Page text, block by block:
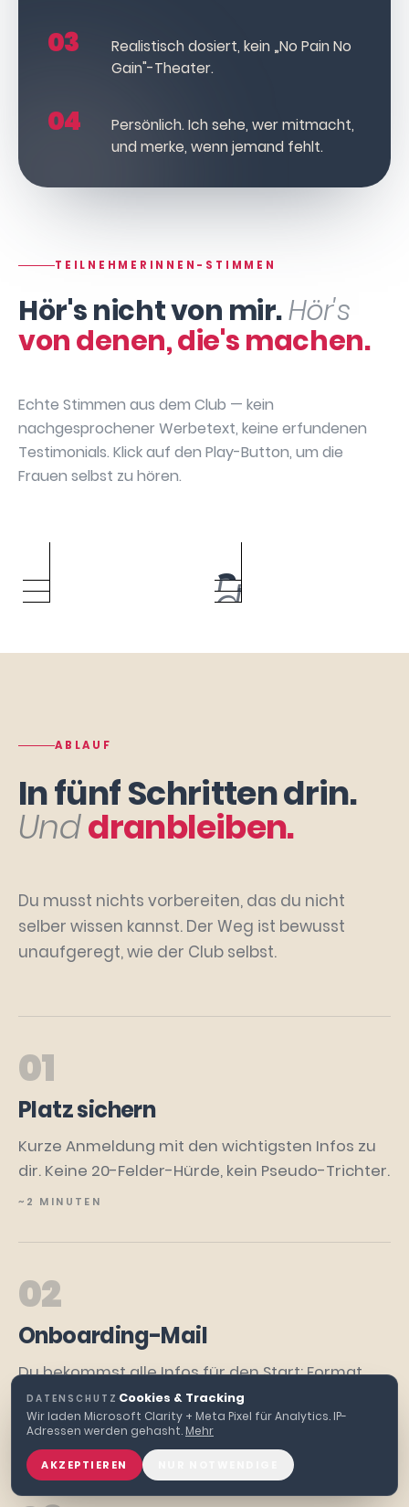
03
Realistisch dosiert, kein „No Pain No
Gain"-Theater.
04
Persönlich. Ich sehe, wer mitmacht,
und merke, wenn jemand fehlt.
TEILNEHMERINNEN-STIMMEN
Hör's nicht von mir.Hör's
von denen, die's machen.
Echte Stimmen aus dem Club — kein
nachgesprochener Werbetext, keine erfundenen
Testimonials. Klick auf den Play-Button, um die
Frauen selbst zu hören.
Hartenbach
Manuela David
Caroline Urbach Silke Gebauer
Julia Dibbern Sarah Chatzikas
ABLAUF
In fünf Schritten drin.
Unddranbleiben.
Du musst nichts vorbereiten, das du nicht
selber wissen kannst. Der Weg ist bewusst
unaufgeregt, wie der Club selbst.
01
Platz sichern
Kurze Anmeldung mit den wichtigsten Infos zu
dir. Keine 20-Felder-Hürde, kein Pseudo-Trichter.
~2 MINUTEN
02
Onboarding-Mail
Du bekommst alle Infos für den Start: Format,
Zugang, was du brauchst, was dich erwartet.
DIREKT NACH BESTÄTIGUNG
DATENSCHUTZ ·Cookies & Tracking
Wir laden Microsoft Clarity + Meta Pixel für Analytics. IP-
Adressen werden gehasht. Mehr
AKZEPTIEREN